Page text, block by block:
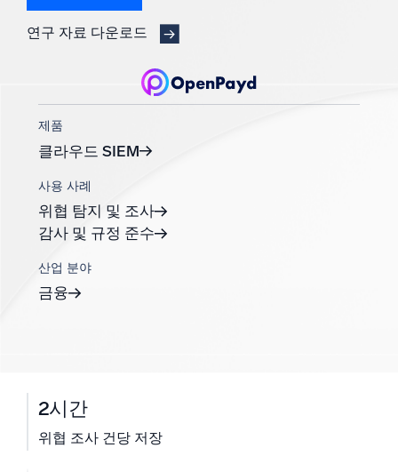
독자 알고리즘, 머신러닝 및 생성형 AI
SIEM
보안을 위한 로그
강력한 로그 가시성으로 클라우드 보안 강화
강력한 통합
연구 자료 다운로드
제품
클라우드 SIEM
사용 사례
위협 탐지 및 조사
감사 및 규정 준수
산업 분야
금융
2시간
위협 조사 건당 저장